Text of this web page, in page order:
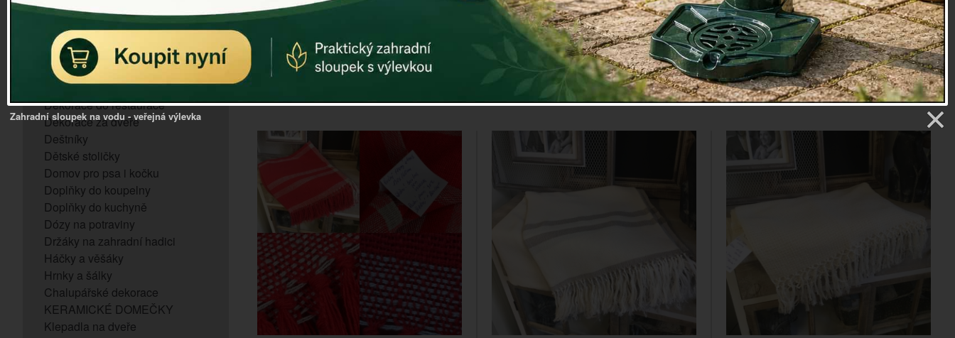
BUDKY PRO SÝKORKY
Budky pro vrabce
Bytový textil
Dárky pro muže
Dekorace do bytu
Dekorace do restaurace
Dekorace za dveře
Deštníky
Dětské stoličky
Domov pro psa i kočku
Doplňky do koupelny
Doplňky do kuchyně
Dózy na potraviny
Držáky na zahradní hadici
Háčky a věšáky
Hrnky a šálky
Chalupářské dekorace
KERAMICKÉ DOMEČKY
Klepadla na dveře
Cena: 160 Kč
Detail
Cena: 189 Kč
Vyprodáno
Detail
Cena: 595 Kč
Vyprodáno
Detail
Zahradní sloupek na vodu - veřejná výlevka